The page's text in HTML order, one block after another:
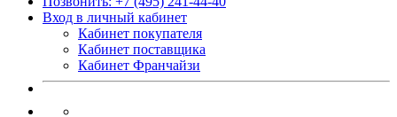
Вход в личный кабинет
Кабинет покупателя
Кабинет поставщика
Кабинет Франчайзи